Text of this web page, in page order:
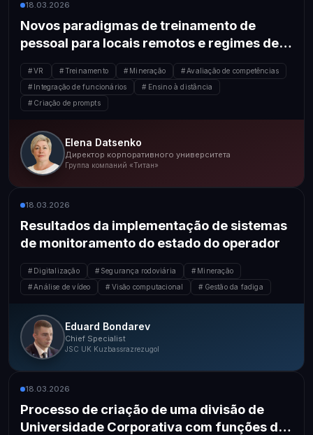
18.03.2026
Novos paradigmas de treinamento de
pessoal para locais remotos e regimes de
trabalho em turnos
VR Treinamento Mineração
Avaliação de competências
Integração de funcionários
Ensino à distância
Criação de prompts
Elena Datsenko
Директор корпоративного университета
Группа компаний «Титан»
18.03.2026
Resultados da implementação de sistemas
de monitoramento do estado do operador
Digitalização Segurança rodoviária
Mineração
Análise de vídeo
Visão computacional Gestão da fadiga
Eduard Bondarev
Chief Specialist
JSC UK Kuzbassrazrezugol
18.03.2026
Processo de criação de uma divisão de
Universidade Corporativa com funções de